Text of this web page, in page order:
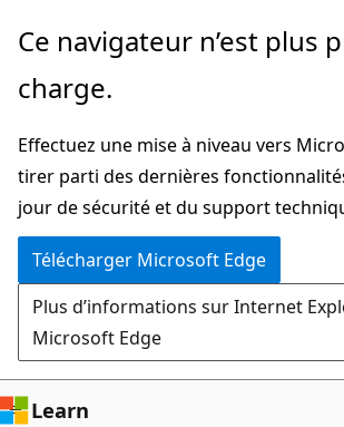
Passer
directement
au
principal
Ce navigateur n’est plus
charge.
Effectuez une mise à niveau vers
tirer parti des dernières
jour de sécurité et du support
Télécharger Microsoft Edge
Plus d’informations sur Internet
Microsoft Edge
Learn